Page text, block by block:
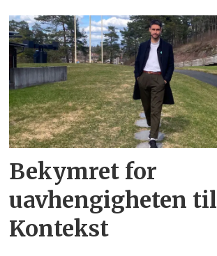
Bekymret for
uavhengigheten til
Kontekst